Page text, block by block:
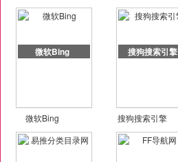
微软Bing
微软Bing
搜狗搜索引擎
搜狗搜索引擎